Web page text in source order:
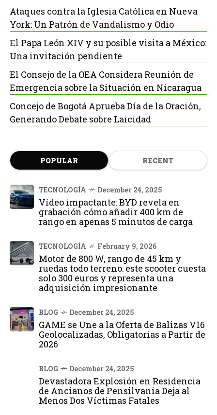
Ataques contra la Iglesia Católica en Nueva
York: Un Patrón de Vandalismo y Odio
El Papa León XIV y su posible visita a México:
Una invitación pendiente
El Consejo de la OEA Considera Reunión de
Emergencia sobre la Situación en Nicaragua
Concejo de Bogotá Aprueba Día de la Oración,
Generando Debate sobre Laicidad
POPULAR RECENT
TECNOLOGÍA December 24, 2025
Vídeo impactante: BYD revela en
grabación cómo añadir 400 km de
rango en apenas 5 minutos de carga
TECNOLOGÍA February 9, 2026
Motor de 800 W, rango de 45 km y
ruedas todo terreno: este scooter cuesta
solo 300 euros y representa una
adquisición impresionante
BLOG December 24, 2025
GAME se Une a la Oferta de Balizas V16
Geolocalizadas, Obligatorias a Partir de
2026
BLOG December 24, 2025
Devastadora Explosión en Residencia
de Ancianos de Pensilvania Deja al
Menos Dos Víctimas Fatales